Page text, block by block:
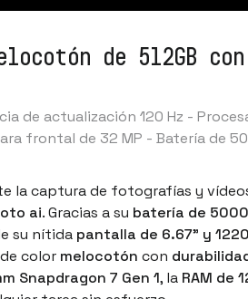
de 512GB
de actualización 120 Hz -
frontal de 32 MP - Batería de
la captura de fotografías y
ai. Gracias a su batería de
su nítida pantalla de 6.67” y
color melocotón con
Snapdragon 7 Gen 1, la RAM de